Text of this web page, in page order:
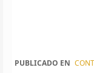
PUBLICADO EN